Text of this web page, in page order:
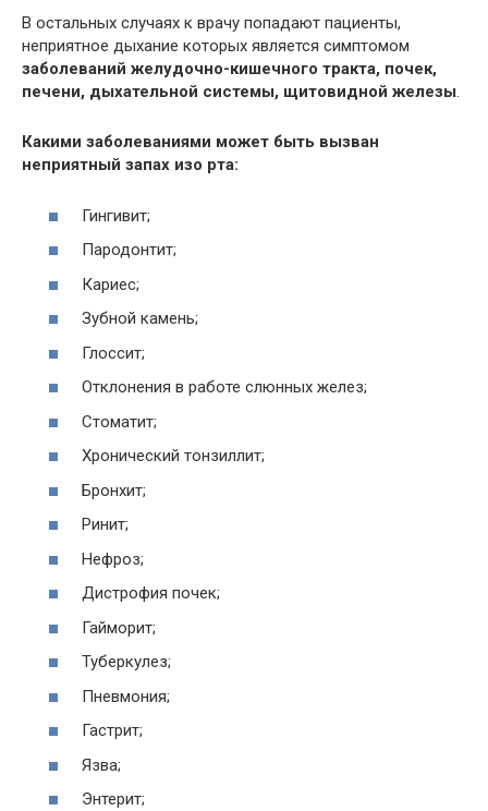
В остальных случаях к врачу попадают пациенты,
неприятное дыхание которых является симптомом
заболеваний желудочно-кишечного тракта, почек,
печени, дыхательной системы, щитовидной железы.
Какими заболеваниями может быть вызван
неприятный запах изо рта:
Гингивит;
Пародонтит;
Кариес;
Зубной камень;
Глоссит;
Отклонения в работе слюнных желез;
Стоматит;
Хронический тонзиллит;
Бронхит;
Ринит;
Нефроз;
Дистрофия почек;
Гайморит;
Туберкулез;
Пневмония;
Гастрит;
Язва;
Энтерит;